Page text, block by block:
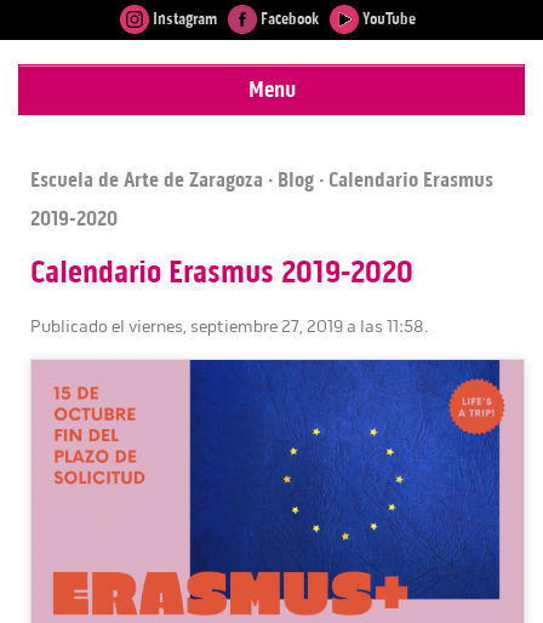
Instagram Facebook YouTube
Menu
Escuela de Arte de Zaragoza · Blog · Calendario Erasmus
2019-2020
Calendario Erasmus 2019-2020
Publicado el viernes, septiembre 27, 2019 a las 11:58.